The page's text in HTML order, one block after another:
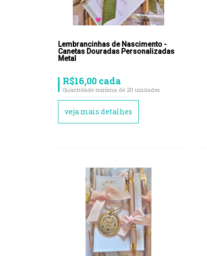
Lembrancinhas de Nascimento -
Canetas Douradas Personalizadas
Metal
R$16,00 cada
Quantidade mínima de 20 unidades
veja mais detalhes